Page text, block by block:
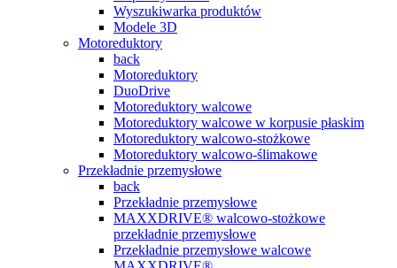
Wyszukiwarka produktów
Modele 3D
Motoreduktory
back
Motoreduktory
DuoDrive
Motoreduktory walcowe
Motoreduktory walcowe w korpusie płaskim
Motoreduktory walcowo-stożkowe
Motoreduktory walcowo-ślimakowe
Przekładnie przemysłowe
back
Przekładnie przemysłowe
MAXXDRIVE® walcowo-stożkowe
przekładnie przemysłowe
Przekładnie przemysłowe walcowe